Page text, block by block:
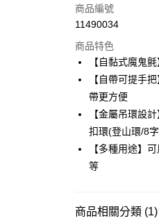
信用卡一次付款
LINE Pay
Apple Pay
街口支付
悠遊付
ATM付款
運送方式
商品編號
11490034
商品特色
【自黏式魔鬼
【自帶可提手
帶更方便
【金屬吊環設
扣環(登山環/8
【多種用途】
等
商品相關分類 (1)